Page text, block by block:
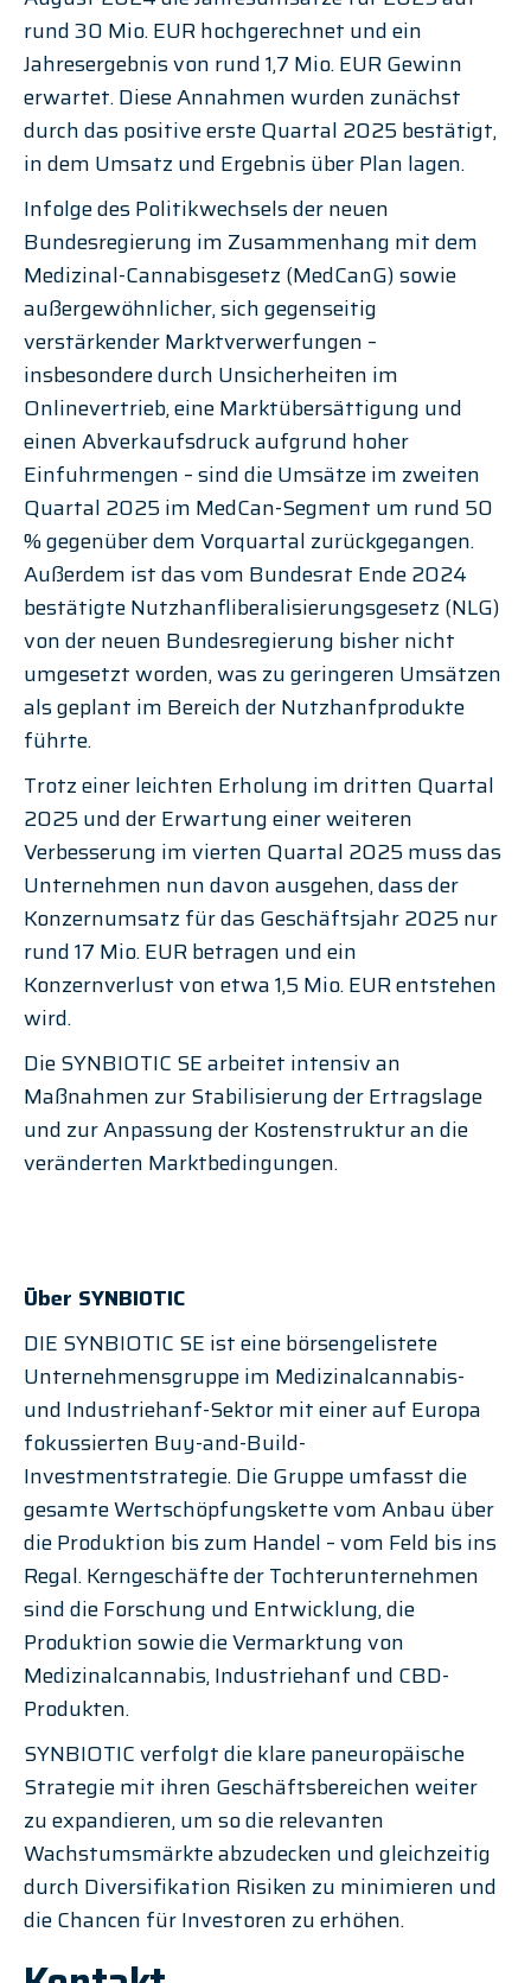
rund 30 Mio. EUR hochgerechnet und ein
Jahresergebnis von rund 1,7 Mio. EUR Gewinn
erwartet. Diese Annahmen wurden zunächst
durch das positive erste Quartal 2025 bestätigt,
in dem Umsatz und Ergebnis über Plan lagen.
Infolge des Politikwechsels der neuen
Bundesregierung im Zusammenhang mit dem
Medizinal-Cannabisgesetz (MedCanG) sowie
außergewöhnlicher, sich gegenseitig
verstärkender Marktverwerfungen –
insbesondere durch Unsicherheiten im
Onlinevertrieb, eine Marktübersättigung und
einen Abverkaufsdruck aufgrund hoher
Einfuhrmengen – sind die Umsätze im zweiten
Quartal 2025 im MedCan-Segment um rund 50
% gegenüber dem Vorquartal zurückgegangen.
Außerdem ist das vom Bundesrat Ende 2024
bestätigte Nutzhanfliberalisierungsgesetz (NLG)
von der neuen Bundesregierung bisher nicht
umgesetzt worden, was zu geringeren Umsätzen
als geplant im Bereich der Nutzhanfprodukte
führte.
Trotz einer leichten Erholung im dritten Quartal
2025 und der Erwartung einer weiteren
Verbesserung im vierten Quartal 2025 muss das
Unternehmen nun davon ausgehen, dass der
Konzernumsatz für das Geschäftsjahr 2025 nur
rund 17 Mio. EUR betragen und ein
Konzernverlust von etwa 1,5 Mio. EUR entstehen
wird.
Die SYNBIOTIC SE arbeitet intensiv an
Maßnahmen zur Stabilisierung der Ertragslage
und zur Anpassung der Kostenstruktur an die
veränderten Marktbedingungen.
Über SYNBIOTIC
DIE SYNBIOTIC SE ist eine börsengelistete
Unternehmensgruppe im Medizinalcannabis-
und Industriehanf-Sektor mit einer auf Europa
fokussierten Buy-and-Build-
Investmentstrategie. Die Gruppe umfasst die
gesamte Wertschöpfungskette vom Anbau über
die Produktion bis zum Handel – vom Feld bis ins
Regal. Kerngeschäfte der Tochterunternehmen
sind die Forschung und Entwicklung, die
Produktion sowie die Vermarktung von
Medizinalcannabis, Industriehanf und CBD-
Produkten.
SYNBIOTIC verfolgt die klare paneuropäische
Strategie mit ihren Geschäftsbereichen weiter
zu expandieren, um so die relevanten
Wachstumsmärkte abzudecken und gleichzeitig
durch Diversifikation Risiken zu minimieren und
die Chancen für Investoren zu erhöhen.